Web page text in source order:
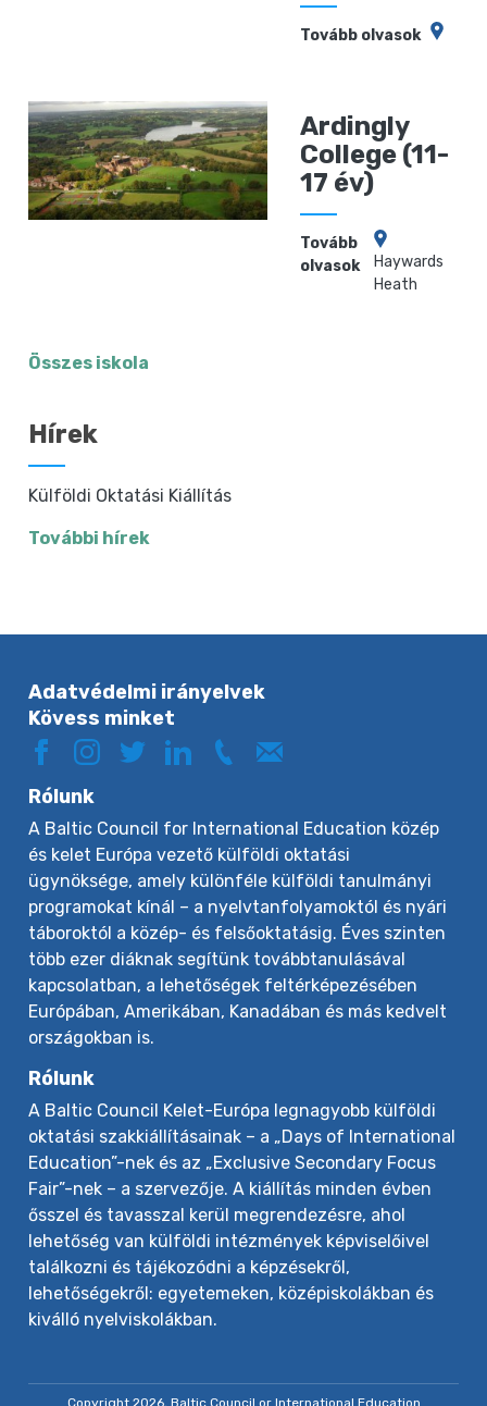
Tovább olvasok
Ardingly
College (11-
17 év)
Tovább
olvasok
Haywards
Heath
Összes iskola
Hírek
Külföldi Oktatási Kiállítás
További hírek
Adatvédelmi irányelvek
Kövess minket
Rólunk
A Baltic Council for International Education közép
és kelet Európa vezető külföldi oktatási
ügynöksége, amely különféle külföldi tanulmányi
programokat kínál – a nyelvtanfolyamoktól és nyári
táboroktól a közép- és felsőoktatásig. Éves szinten
több ezer diáknak segítünk továbbtanulásával
kapcsolatban, a lehetőségek feltérképezésében
Európában, Amerikában, Kanadában és más kedvelt
országokban is.
Rólunk
A Baltic Council Kelet-Európa legnagyobb külföldi
oktatási szakkiállításainak – a „Days of International
Education”-nek és az „Exclusive Secondary Focus
Fair”-nek – a szervezője. A kiállítás minden évben
ősszel és tavasszal kerül megrendezésre, ahol
lehetőség van külföldi intézmények képviselőivel
találkozni és tájékozódni a képzésekről,
lehetőségekről: egyetemeken, középiskolákban és
kiválló nyelviskolákban.
Copyright 2026, Baltic Council or International Education